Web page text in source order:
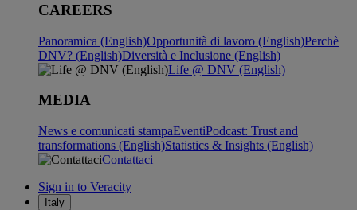
CAREERS
Panoramica (English)Opportunità di lavoro (English)Perchè
DNV? (English)Diversità e Inclusione (English)
Life @ DNV (English)
MEDIA
News e comunicati stampaEventiPodcast: Trust and
transformations (English)Statistics & Insights (English)
Contattaci
Sign in to Veracity
Italy